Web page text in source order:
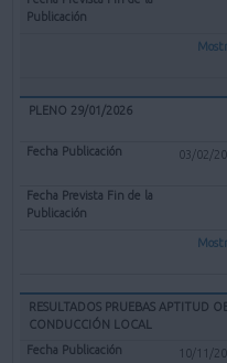
PLENO 29/01/2026
03/02/
RESULTADOS PRUEBAS APTITUD
CONDUCCIÓN LOCAL
10/11/